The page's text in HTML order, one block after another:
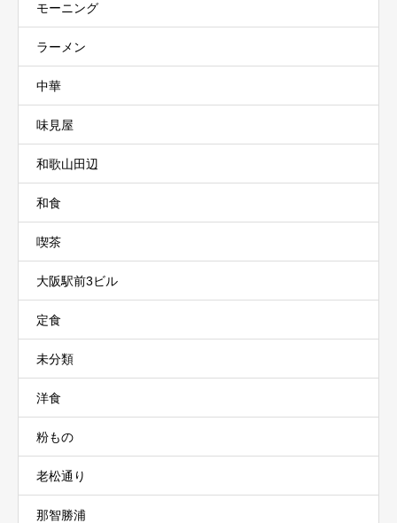
モーニング
ラーメン
中華
味見屋
和歌山田辺
和食
喫茶
大阪駅前3ビル
定食
未分類
洋食
粉もの
老松通り
那智勝浦